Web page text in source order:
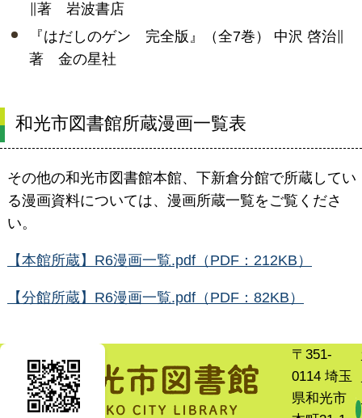
∥著 岩波書店
『はだしのゲン 完全版』（全7巻） 中沢 啓治∥
著 金の星社
和光市図書館所蔵漫画一覧表
その他の和光市図書館本館、下新倉分館で所蔵してい
る漫画資料については、漫画所蔵一覧をご覧くださ
い。
【本館所蔵】R6漫画一覧.pdf（PDF：212KB）
【分館所蔵】R6漫画一覧.pdf（PDF：82KB）
〒351-
0114 埼玉
県和光市